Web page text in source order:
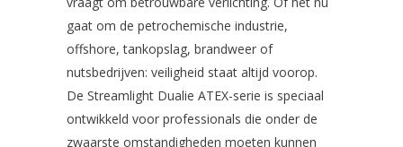
gaat om de petrochemische industrie,
offshore, tankopslag, brandweer of
nutsbedrijven: veiligheid staat altijd voorop.
De Streamlight Dualie ATEX-serie is speciaal
ontwikkeld voor professionals die onder de
zwaarste omstandigheden moeten kunnen